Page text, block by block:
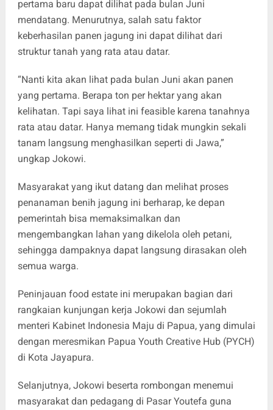
pertama baru dapat dilihat pada bulan Juni
mendatang. Menurutnya, salah satu faktor
keberhasilan panen jagung ini dapat dilihat dari
struktur tanah yang rata atau datar.
“Nanti kita akan lihat pada bulan Juni akan panen
yang pertama. Berapa ton per hektar yang akan
kelihatan. Tapi saya lihat ini feasible karena tanahnya
rata atau datar. Hanya memang tidak mungkin sekali
tanam langsung menghasilkan seperti di Jawa,”
ungkap Jokowi.
Masyarakat yang ikut datang dan melihat proses
penanaman benih jagung ini berharap, ke depan
pemerintah bisa memaksimalkan dan
mengembangkan lahan yang dikelola oleh petani,
sehingga dampaknya dapat langsung dirasakan oleh
semua warga.
Peninjauan food estate ini merupakan bagian dari
rangkaian kunjungan kerja Jokowi dan sejumlah
menteri Kabinet Indonesia Maju di Papua, yang dimulai
dengan meresmikan Papua Youth Creative Hub (PYCH)
di Kota Jayapura.
Selanjutnya, Jokowi beserta rombongan menemui
masyarakat dan pedagang di Pasar Youtefa guna